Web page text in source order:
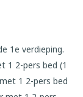
1e verdieping.
1 2-pers bed (1
1 2-pers bed